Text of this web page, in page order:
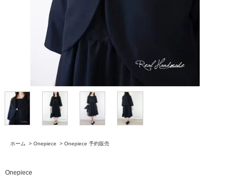
ホーム > Onepiece > Onepiece 予約販売
Onepiece